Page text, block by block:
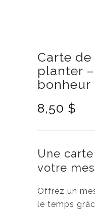
Carte
planter
bonheur
8,50 $
Une
votre
Offrez un
le temps